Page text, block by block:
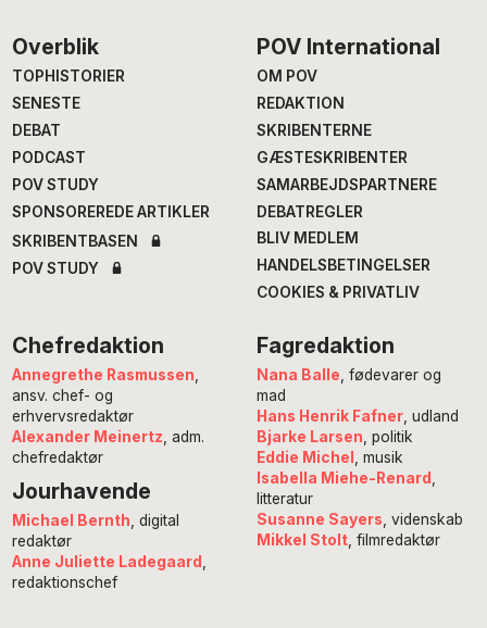
Footer
Overblik
TOPHISTORIER
SENESTE
DEBAT
PODCAST
POV STUDY
SPONSOREREDE ARTIKLER
SKRIBENTBASEN
POV STUDY
POV International
OM POV
REDAKTION
SKRIBENTERNE
GÆSTESKRIBENTER
SAMARBEJDSPARTNERE
DEBATREGLER
BLIV MEDLEM
HANDELSBETINGELSER
COOKIES & PRIVATLIV
Chefredaktion
Annegrethe Rasmussen
ansv. chef- og
erhvervsredaktør
Alexander Meinertz , adm.
chefredaktør
Jourhavende
Michael Bernth , digital
redaktør
Anne Juliette Ladegaard
redaktionschef
Fagredaktion
Nana Balle , fødevarer og
mad
Hans Henrik Fafner, udland
Bjarke Larsen , politik
Eddie Michel
, musik
Isabella Miehe-Renard
litteratur
Susanne Sayers , videnskab
Mikkel Stolt, filmredaktør